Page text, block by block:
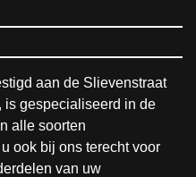
aan de Slievenstraat
is gespecialiseerd in de
alle soorten
ook bij ons terecht voor
van uw